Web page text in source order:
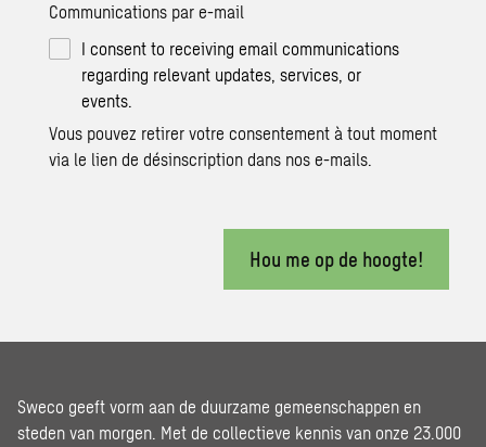
Communications par e-mail
I consent to receiving email communications
regarding relevant updates, services, or
events.
Vous pouvez retirer votre consentement à tout moment
via le lien de désinscription dans nos e-mails.
Hou me op de hoogte!
Sweco geeft vorm aan de duurzame gemeenschappen en
steden van morgen. Met de collectieve kennis van onze 23.000